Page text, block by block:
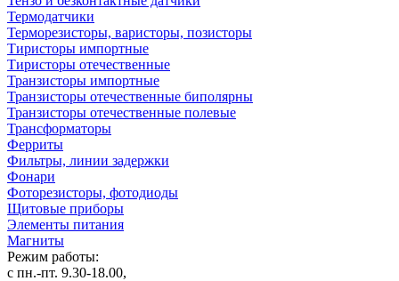
Термодатчики
Терморезисторы, варисторы, позисторы
Тиристоры импортные
Тиристоры отечественные
Транзисторы импортные
Транзисторы отечественные биполярны
Транзисторы отечественные полевые
Трансформаторы
Ферриты
Фильтры, линии задержки
Фонари
Фоторезисторы, фотодиоды
Щитовые приборы
Элементы питания
Магниты
Режим работы:
с пн.-пт. 9.30-18.00,